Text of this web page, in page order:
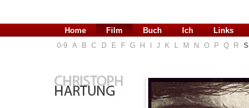
Home Film Buch Ich Links
0-9 A B C D E F G H J K L M N O P Q R S